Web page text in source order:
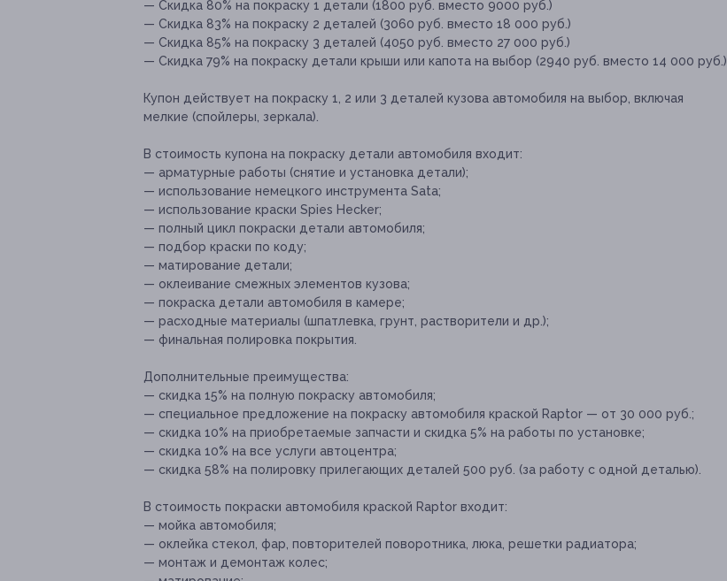
— Скидка 80% на покраску 1 детали (1800 руб. вместо 9000 руб.)
— Скидка 83% на покраску 2 деталей (3060 руб. вместо 18 000 руб.)
— Скидка 85% на покраску 3 деталей (4050 руб. вместо 27 000 руб.)
— Скидка 79% на покраску детали крыши или капота на выбор (2940 руб. вместо 14 000 руб.)
Купон действует на покраску 1, 2 или 3 деталей кузова автомобиля на выбор, включая
мелкие (спойлеры, зеркала).
В стоимость купона на покраску детали автомобиля входит:
— арматурные работы (снятие и установка детали);
— использование немецкого инструмента Sata;
— использование краски Spies Hecker;
— полный цикл покраски детали автомобиля;
— подбор краски по коду;
— матирование детали;
— оклеивание смежных элементов кузова;
— покраска детали автомобиля в камере;
— расходные материалы (шпатлевка, грунт, растворители и др.);
— финальная полировка покрытия.
Дополнительные преимущества:
— скидка 15% на полную покраску автомобиля;
— специальное предложение на покраску автомобиля краской Raptor — от 30 000 руб.;
— скидка 10% на приобретаемые запчасти и скидка 5% на работы по установке;
— скидка 10% на все услуги автоцентра;
— скидка 58% на полировку прилегающих деталей 500 руб. (за работу с одной деталью).
В стоимость покраски автомобиля краской Raptor входит:
— мойка автомобиля;
— оклейка стекол, фар, повторителей поворотника, люка, решетки радиатора;
— монтаж и демонтаж колес;